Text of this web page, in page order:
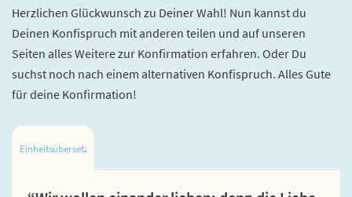
Herzlichen Glückwunsch zu Deiner Wahl! Nun kannst du
Deinen Konfispruch mit anderen teilen und auf unseren
Seiten alles Weitere zur Konfirmation erfahren. Oder Du
suchst noch nach einem alternativen Konfispruch. Alles Gute
für deine Konfirmation!
Einheitsübersetzung